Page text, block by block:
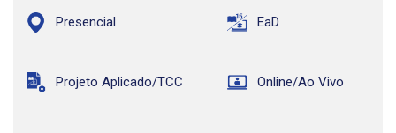
Presencial EaD
Projeto Aplicado/TCC Online/Ao Vivo